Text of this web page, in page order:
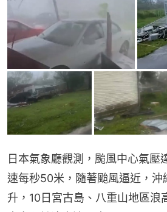
日本氣象廳觀測，颱風中心氣壓
速每秒50米，隨著颱風逼近，沖
升，10日宮古島、八重山地區浪